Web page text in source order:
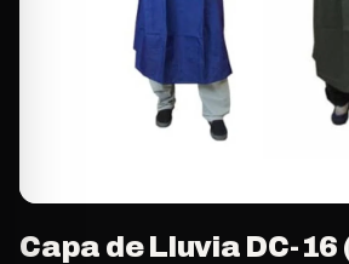
Capa de Lluvia DC-